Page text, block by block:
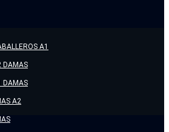
A1
DAMAS
DAMAS
A2